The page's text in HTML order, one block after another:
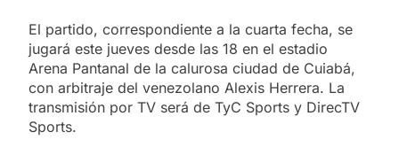
El partido, correspondiente a la cuarta fecha, se
jugará este jueves desde las 18 en el estadio
Arena Pantanal de la calurosa ciudad de Cuiabá,
con arbitraje del venezolano Alexis Herrera. La
transmisión por TV será de TyC Sports y DirecTV
Sports.